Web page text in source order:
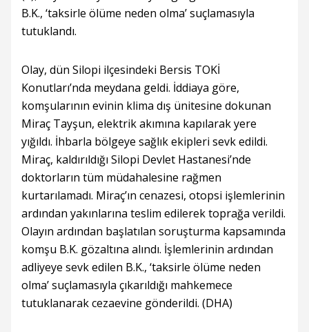
B.K., ‘taksirle ölüme neden olma’ suçlamasıyla
tutuklandı.
Olay, dün Silopi ilçesindeki Bersis TOKİ
Konutları’nda meydana geldi. İddiaya göre,
komşularının evinin klima dış ünitesine dokunan
Miraç Tayşun, elektrik akımına kapılarak yere
yığıldı. İhbarla bölgeye sağlık ekipleri sevk edildi.
Miraç, kaldırıldığı Silopi Devlet Hastanesi’nde
doktorların tüm müdahalesine rağmen
kurtarılamadı. Miraç’ın cenazesi, otopsi işlemlerinin
ardından yakınlarına teslim edilerek toprağa verildi.
Olayın ardından başlatılan soruşturma kapsamında
komşu B.K. gözaltına alındı. İşlemlerinin ardından
adliyeye sevk edilen B.K., ‘taksirle ölüme neden
olma’ suçlamasıyla çıkarıldığı mahkemece
tutuklanarak cezaevine gönderildi. (DHA)